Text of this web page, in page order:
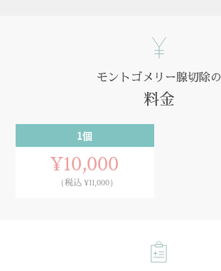
モントゴメリー腺切除の
料金
1個
¥10,000
（税込 ¥11,000）